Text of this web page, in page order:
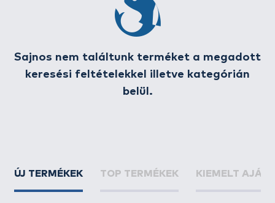
, vagy mostmárSzép kártyával
* Minden 10.000 Ft-ot meghaladó termék
esetén garancia érvényesíthető.
* csak belföldi magánszemély rendelés esetén érvényes
Sajnos nem találtunk terméket a megadott
keresési feltételekkel illetve kategórián
belül.
ÚJ TERMÉKEK TOP TERMÉKEK KIEMELT